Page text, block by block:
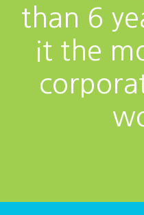
than 6
it the